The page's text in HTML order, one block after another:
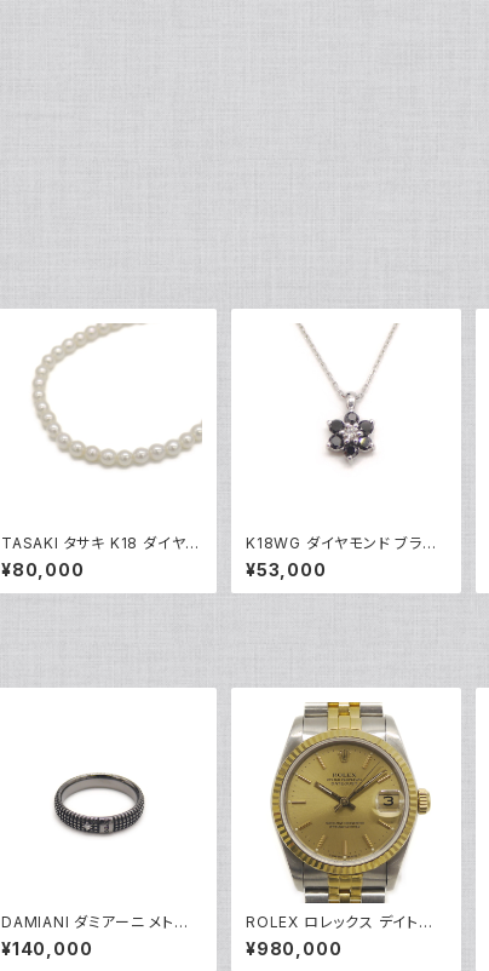
TASAKI タサキ K18 ダイヤモ
ンド パールネックレス 18金 Y
05014
¥80,000
K18WG ダイヤモンド ブラッ
クダイヤ フラワーデザイン ペ
ンダント ネックレス 18金 ホ
ワイトゴールド アズキチェー
¥53,000
DAMIANI ダミアーニ メトロ
ポリタンドリーム 1Pダイヤモ
ンド リング K18WG 18金 指
¥140,000
ROLEX ロレックス デイトジ
ャスト 68273 L番 自動巻き
ゴールド文字盤 Y05283
¥980,000